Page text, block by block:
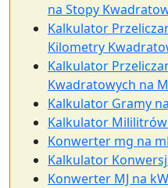
na Stopy
Kalkulator
Kilometry
Kalkulator
Kwadratowych na
Kalkulator Gramy
Kalkulator
Konwerter mg na
Kalkulator
Konwerter MJ na